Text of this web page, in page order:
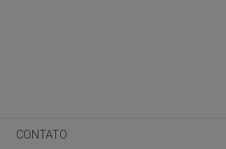
CONTATO